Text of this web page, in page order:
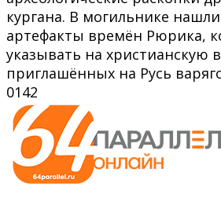
кургана. В могильнике
артефакты времён Рюрика,
указывать на христианскую
приглашённых на Русь
0142